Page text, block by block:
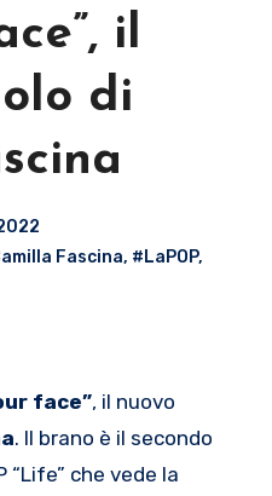
il
di
Fascina, #LaPOP,
face”, il nuovo
. Il brano è il secondo
che vede la